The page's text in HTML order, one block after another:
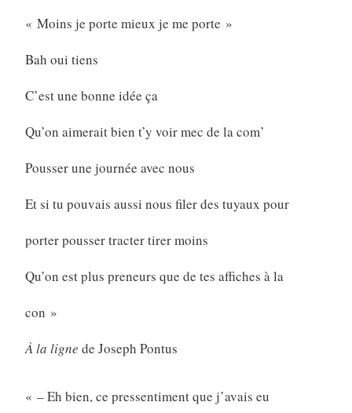
« Moins je porte mieux je me porte »
Bah oui tiens
C’est une bonne idée ça
Qu’on aimerait bien t’y voir mec de la com’
Pousser une journée avec nous
Et si tu pouvais aussi nous filer des tuyaux pour
porter pousser tracter tirer moins
Qu’on est plus preneurs que de tes affiches à la
con »
À la ligne de Joseph Pontus
« – Eh bien, ce pressentiment que j’avais eu